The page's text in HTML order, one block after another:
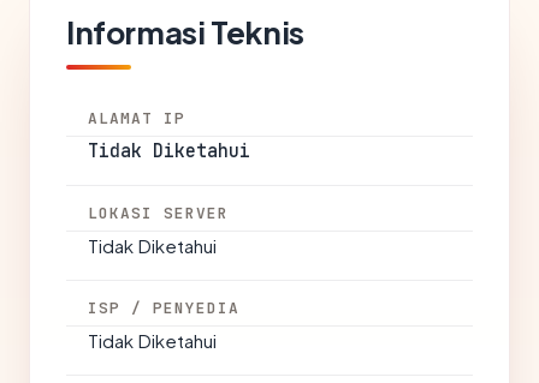
Informasi Teknis
ALAMAT IP
Tidak Diketahui
LOKASI SERVER
Tidak Diketahui
ISP / PENYEDIA
Tidak Diketahui